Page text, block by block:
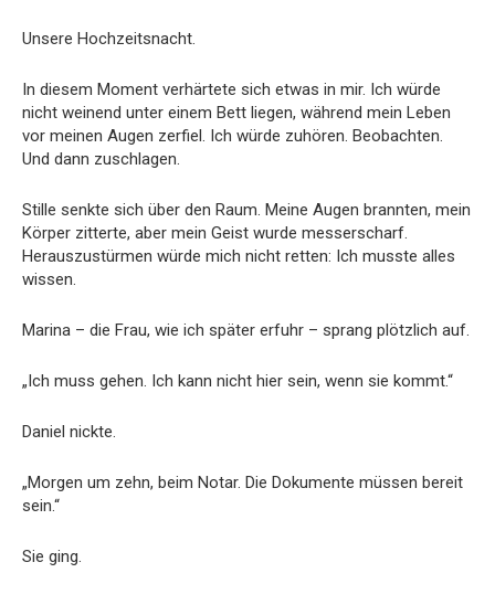
Unsere Hochzeitsnacht.
In diesem Moment verhärtete sich etwas in mir. Ich würde
nicht weinend unter einem Bett liegen, während mein Leben
vor meinen Augen zerfiel. Ich würde zuhören. Beobachten.
Und dann zuschlagen.
Stille senkte sich über den Raum. Meine Augen brannten, mein
Körper zitterte, aber mein Geist wurde messerscharf.
Herauszustürmen würde mich nicht retten: Ich musste alles
wissen.
Marina – die Frau, wie ich später erfuhr – sprang plötzlich auf.
„Ich muss gehen. Ich kann nicht hier sein, wenn sie kommt.“
Daniel nickte.
„Morgen um zehn, beim Notar. Die Dokumente müssen bereit
sein.“
Sie ging.